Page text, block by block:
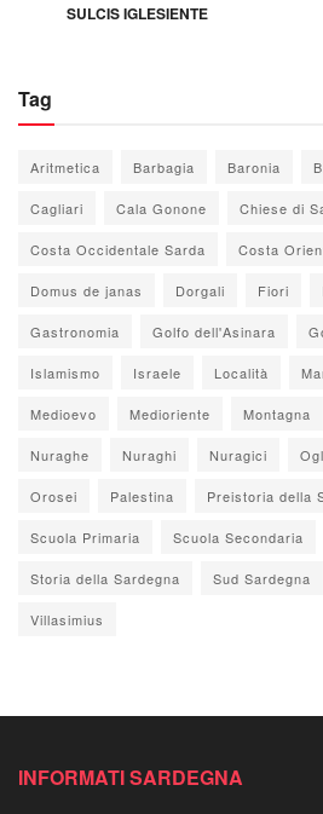
SULCIS IGLESIENTE
Tag
Aritmetica Barbagia Baronia
Cagliari Cala Gonone Chiese di
Costa Occidentale Sarda Costa
Domus de janas Dorgali Fiori
Gastronomia Golfo dell'Asinara
Islamismo Israele Località
Medioevo Medioriente Montagna
Nuraghe Nuraghi Nuragici
Orosei Palestina Preistoria della
Scuola Primaria Scuola Secondaria
Storia della Sardegna Sud Sardegna
Villasimius
INFORMATI SARDEGNA